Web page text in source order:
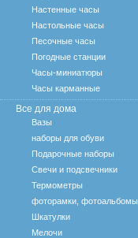
Настенные часы
Настольные часы
Песочные часы
Погодные станции
Часы-миниатюры
Часы карманные
Все для дома
Вазы
наборы для обуви
Подарочные наборы
Свечи и подсвечники
Термометры
фоторамки, фотоальбомы
Шкатулки
Мелочи